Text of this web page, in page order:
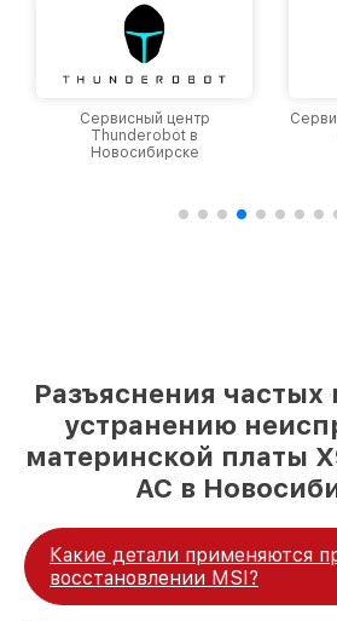
Сервисный центр
Thunderobot в
Новосибирске
Разъяснения частых
устранению
материнской платы
AC в
Какие детали применяются
восстановлении MSI?